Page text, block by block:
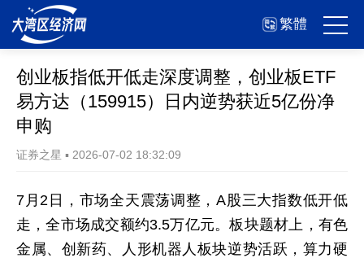
繁體
创业板指低开低走深度调整，创业板ETF
易方达（159915）日内逆势获近5亿份净
申购
证券之星 ▪ 2026-07-02 18:32:09
7月2日，市场全天震荡调整，A股三大指数低开低
走，全市场成交额约3.5万亿元。板块题材上，有色
金属、创新药、人形机器人板块逆势活跃，算力硬